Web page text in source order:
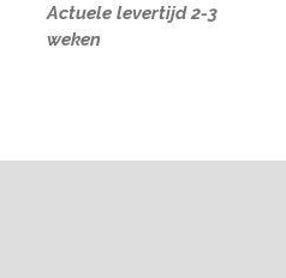
Actuele levertijd 2-3
weken